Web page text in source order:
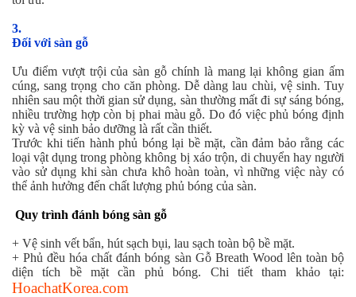
3.
Đối với sàn gỗ
Ưu điểm vượt trội của sàn gỗ chính là mang lại không gian ấm
cúng, sang trọng cho căn phòng. Dễ dàng lau chùi, vệ sinh. Tuy
nhiên sau một thời gian sử dụng, sàn thường mất đi sự sáng bóng,
nhiều trường hợp còn bị phai màu gỗ. Do đó việc phủ bóng định
kỳ và vệ sinh bảo dưỡng là rất cần thiết.
Trước khi tiến hành phủ bóng lại bề mặt, cần đảm bảo rằng các
loại vật dụng trong phòng không bị xáo trộn, di chuyển hay người
vào sử dụng khi sàn chưa khô hoàn toàn, vì những việc này có
thể ảnh hưởng đến chất lượng phủ bóng của sàn.
Quy trình đánh bóng sàn gỗ
+ Vệ sinh vết bẩn, hút sạch bụi, lau sạch toàn bộ bề mặt.
+ Phủ đều hóa chất đánh bóng sàn Gỗ Breath Wood lên toàn bộ
diện tích bề mặt cần phủ bóng. Chi tiết tham khảo tại:
HoachatKorea.com